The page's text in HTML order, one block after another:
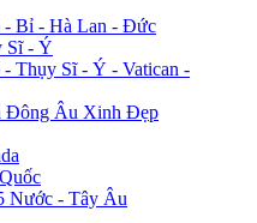
- Bỉ - Hà Lan - Đức
Sĩ - Ý
- Thụy Sĩ - Ý - Vatican -
Đông Âu Xinh Đẹp
Nước - Tây Âu